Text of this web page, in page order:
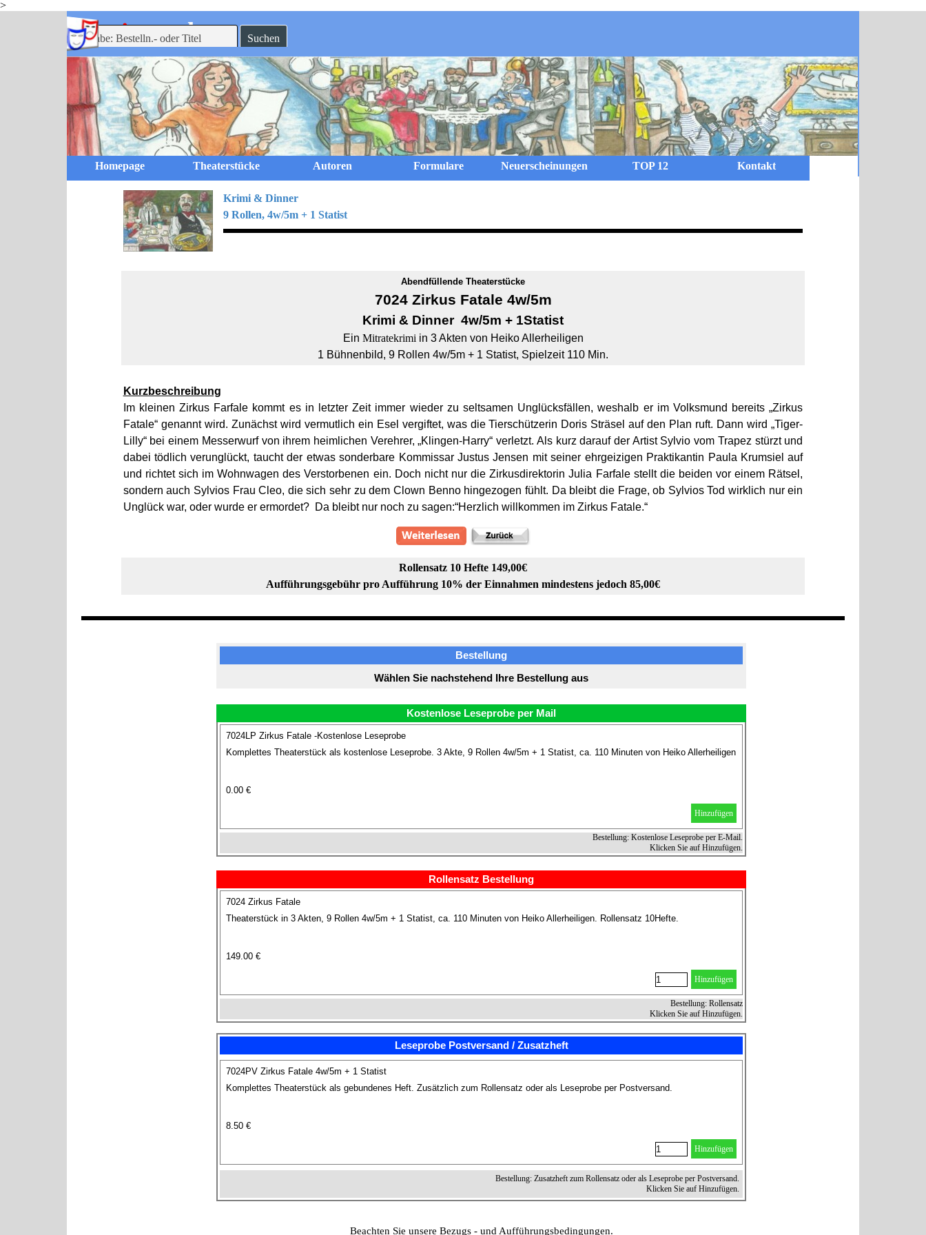
>
Direkt zum Seiteninhalt
-theaterverlag
mein Suchen
Menü überspringen
Homepage Theaterstücke Autoren Formulare Neuerscheinungen TOP 12 Kontakt
Krimi & Dinner
9 Rollen, 4w/5m + 1 Statist
Abendfüllende Theaterstücke
7024 Zirkus Fatale 4w/5m
Krimi & Dinner4w/5m + 1Statist
Ein Mitratekrimi in 3 Akten von Heiko Allerheiligen
1 Bühnenbild, 9 Rollen 4w/5m + 1 Statist, Spielzeit 110 Min.
Kurzbeschreibung
Im kleinen Zirkus Farfale kommt es in letzter Zeit immer wieder zu seltsamen Unglücksfällen, weshalb er im Volksmund bereits „Zirkus
Fatale“ genannt wird. Zunächst wird vermutlich ein Esel vergiftet, was die Tierschützerin Doris Sträsel auf den Plan ruft. Dann wird „Tiger-
Lilly“ bei einem Messerwurf von ihrem heimlichen Verehrer, „Klingen-Harry“ verletzt. Als kurz darauf der Artist Sylvio vom Trapez stürzt und
dabei tödlich verunglückt, taucht der etwas sonderbare Kommissar Justus Jensen mit seiner ehrgeizigen Praktikantin Paula Krumsiel auf
und richtet sich im Wohnwagen des Verstorbenen ein. Doch nicht nur die Zirkusdirektorin Julia Farfale stellt die beiden vor einem Rätsel,
sondern auch Sylvios Frau Cleo, die sich sehr zu dem Clown Benno hingezogen fühlt. Da bleibt die Frage, ob Sylvios Tod wirklich nur ein
Unglück war, oder wurde er ermordet? Da bleibt nur noch zu sagen:“Herzlich willkommen im Zirkus Fatale.“
Rollensatz 10 Hefte 149,00€
Aufführungsgebühr pro Aufführung 10% der Einnahmen mindestens jedoch 85,00€
Bestellung
Wählen Sie nachstehend Ihre Bestellung aus
Kostenlose Leseprobe per Mail
7024LP Zirkus Fatale -Kostenlose Leseprobe
Komplettes Theaterstück als kostenlose Leseprobe. 3 Akte, 9 Rollen 4w/5m + 1 Statist, ca. 110 Minuten von Heiko Allerheiligen
0.00 €
Hinzufügen
Bestellung: Kostenlose Leseprobe per E-Mail.
Klicken Sie auf Hinzufügen.
Rollensatz Bestellung
7024 Zirkus Fatale
Theaterstück in 3 Akten, 9 Rollen 4w/5m + 1 Statist, ca. 110 Minuten von Heiko Allerheiligen. Rollensatz 10Hefte.
149.00 €
Hinzufügen
Bestellung: Rollensatz
Klicken Sie auf Hinzufügen.
Leseprobe Postversand / Zusatzheft
7024PV Zirkus Fatale 4w/5m + 1 Statist
Komplettes Theaterstück als gebundenes Heft. Zusätzlich zum Rollensatz oder als Leseprobe per Postversand.
8.50 €
Hinzufügen
Bestellung: Zusatzheft zum Rollensatz oder als Leseprobe per Postversand.
Klicken Sie auf Hinzufügen.
Beachten Sie unsere Bezugs - und Aufführungsbedingungen.